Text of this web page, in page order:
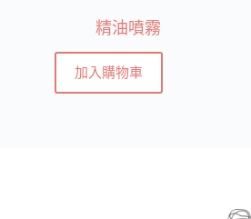
精油噴霧
加入購物車